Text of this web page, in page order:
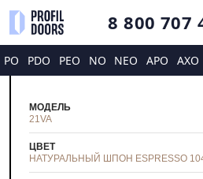
8 800 707
PO PDO PEO NO NEO APO AXO
МОДЕЛЬ
21VA
ЦВЕТ
НАТУРАЛЬНЫЙ ШПОН ESPRESSO